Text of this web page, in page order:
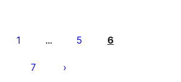
1 … 5 6
7